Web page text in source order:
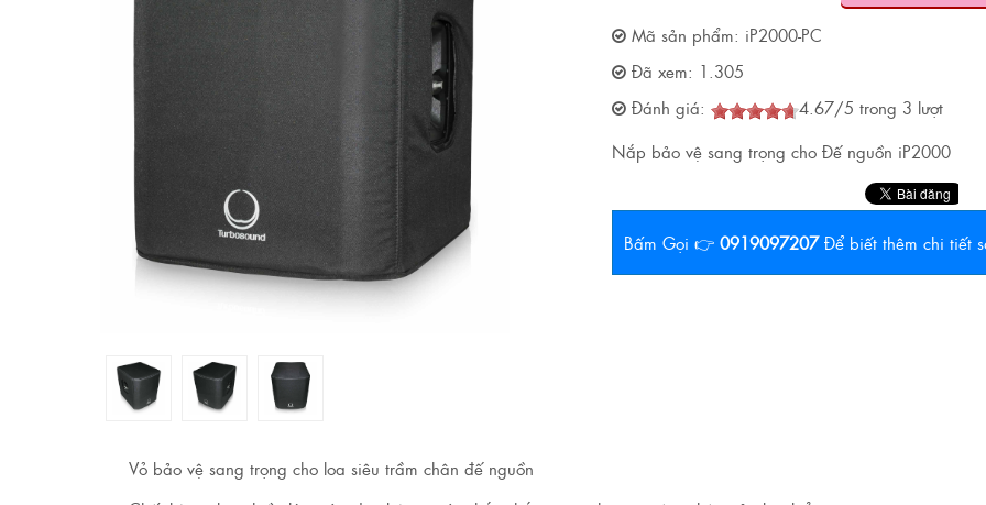
Mã sản phẩm: iP2000-PC
Đã xem: 1.305
Đánh giá:
4.67/5 trong 3 lượt
Nắp bảo vệ sang trọng cho Đế nguồn iP2000
Bấm Gọi 👉 0919097207 Để biết thêm chi tiết
Vỏ bảo vệ sang trọng cho loa siêu trầm chân đế nguồn